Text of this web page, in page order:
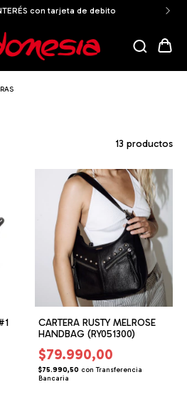
con tarjeta de debito
13 productos
CARTERA RUSTY MELROSE
HANDBAG (RY051300)
$79.990,00
$75.990,50 con Transferencia
Bancaria